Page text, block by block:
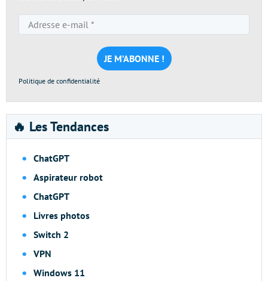
e-
mail
*
Politique de confidentialité
🔥 Les Tendances
ChatGPT
Aspirateur robot
ChatGPT
Livres photos
Switch 2
VPN
Windows 11